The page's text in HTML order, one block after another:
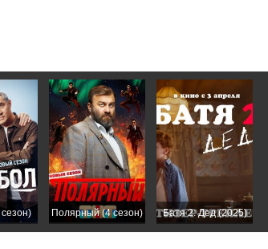
Полярный (4 сезон) Батя 2: Дед (2025)